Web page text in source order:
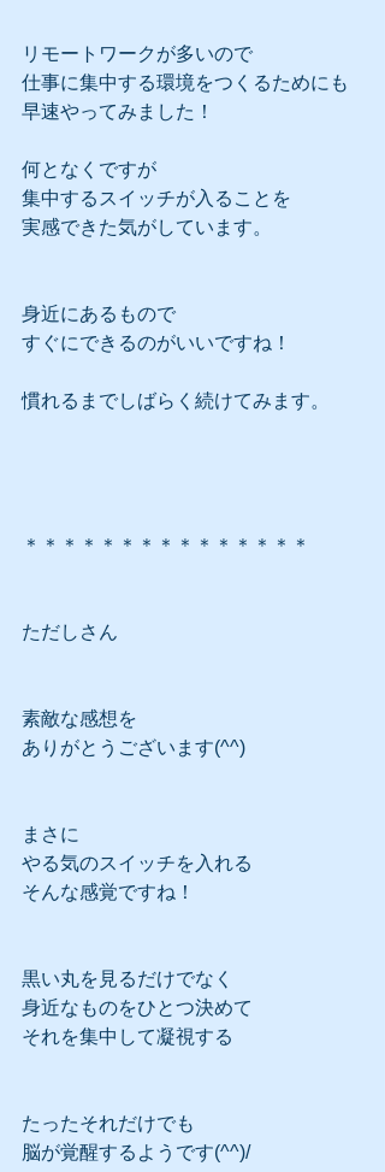
リモートワークが多いので
仕事に集中する環境をつくるためにも
早速やってみました！
何となくですが
集中するスイッチが入ることを
実感できた気がしています。
身近にあるもので
すぐにできるのがいいですね！
慣れるまでしばらく続けてみます。
＊＊＊＊＊＊＊＊＊＊＊＊＊＊＊
ただしさん
素敵な感想を
ありがとうございます(^^)
まさに
やる気のスイッチを入れる
そんな感覚ですね！
黒い丸を見るだけでなく
身近なものをひとつ決めて
それを集中して凝視する
たったそれだけでも
脳が覚醒するようです(^^)/